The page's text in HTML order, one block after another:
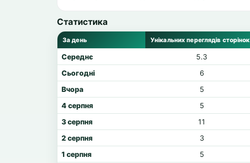
Статистика
За день Унікальних переглядів сторінок
Середнє 5.3
Сьогодні
6
Вчора
5
4 серпня
5
3 серпня
11
2 серпня
3
1 серпня
5